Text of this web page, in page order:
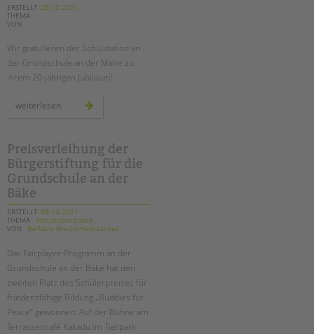
tandem international
KARRIERE
Stellenangebote
tandem als Arbeitgeberin
PRESSE
Magazin
KONTAKT
Datenschutz
Hinweisgebersystem
ERSTELLT 25.10.2021
THEMA
VON
Wir gratulieren der Schulstation an
der Grundschule an der Marie zu
ihrem 20-jährigen Jubiläum!
weiterlesen
grundschule
an
der
marie
Preisverleihung der
Bürgerstiftung für die
Grundschule an der
Bäke
ERSTELLT 08.10.2021
THEMA Schulsozialarbeit
VON
Barbara Brecht-Hadraschek
Das Fairplayer-Programm an der
Grundschule an der Bäke hat den
zweiten Platz des Schülerpreises für
friedensfähige Bildung „Buddies for
Peace“ gewonnen. Auf der Bühne am
Terrassencafé Kakadu im Tierpark